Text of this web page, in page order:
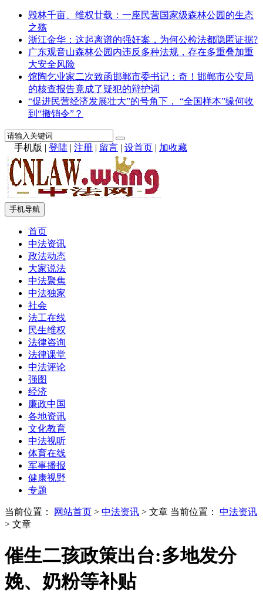
毁林千亩、维权廿载：一座民营国家级森林公园的生态
之殇
浙江金华：这起离谱的强奸案，为何公检法都隐匿证据?
广东观音山森林公园内违反多种法规，存在多重叠加重
大安全风险
馆陶乞业家二次致函邯郸市委书记：奇！邯郸市公安局
的核查报告竟成了疑犯的辩护词
“促进民营经济发展壮大”的号角下， “全国样本”缘何收
到“撤销令”？
手机版 | 登陆 | 注册 | 留言 | 设首页 | 加收藏
手机导航
首页
中法资讯
政法动态
大家说法
中法聚焦
中法独家
社会
法工在线
民生维权
法律咨询
法律课堂
中法评论
强图
经济
廉政中国
各地资讯
文化教育
中法视听
体育在线
军事播报
健康视野
专题
当前位置： 网站首页 > 中法资讯 > 文章 当前位置： 中法资讯
> 文章
催生二孩政策出台:多地发分
娩、奶粉等补贴